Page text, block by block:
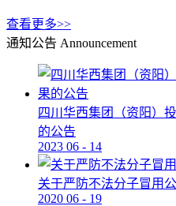
查看更多>>
通知公告 Announcement
四川华西集团（资阳）
的公告
2023 06 - 14
关于严防不法分子冒用
2020 06 - 19